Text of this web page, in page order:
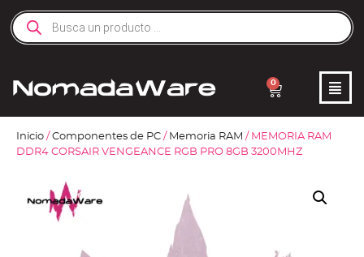
0
Inicio / Componentes de PC / Memoria RAM / MEMORIA RAM
DDR4 CORSAIR VENGEANCE RGB PRO 8GB 3200MHZ